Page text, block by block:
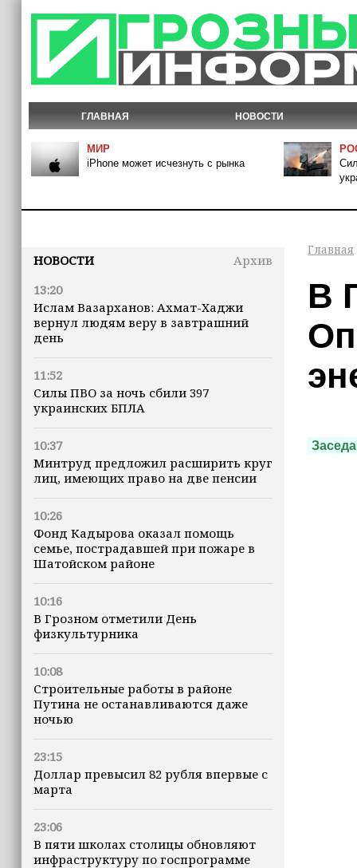
ГЛАВНАЯ НОВОСТИ
МИР
iPhone может исчезнуть с рынка
НОВОСТИ
Архив
13:20
Ислам Вазарханов: Ахмат-Хаджи
вернул людям веру в завтрашний
день
11:52
Силы ПВО за ночь сбили 397
украинских БПЛА
10:37
Минтруд предложил расширить круг
лиц, имеющих право на две пенсии
10:26
Фонд Кадырова оказал помощь
семье, пострадавшей при пожаре в
Шатойском районе
10:16
В Грозном отметили День
физкультурника
10:08
Строительные работы в районе
Путина не останавливаются даже
ночью
23:15
Доллар превысил 82 рубля впервые с
марта
23:06
В пяти школах столицы обновляют
инфраструктуру по госпрограмме
Главная
В